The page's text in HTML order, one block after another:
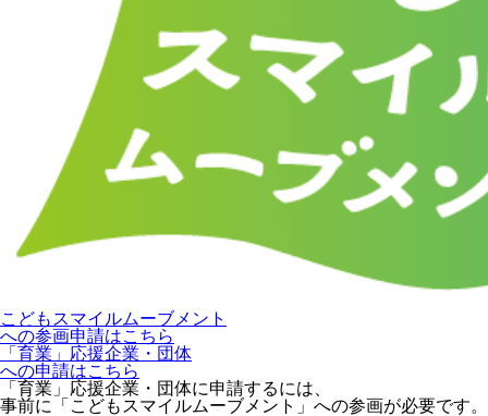
こどもスマイルムーブメント
への参画申請はこちら
「育業」応援企業・団体
への申請はこちら
「育業」応援企業・団体に申請するには、
事前に「こどもスマイルムーブメント」への参画が必要です。